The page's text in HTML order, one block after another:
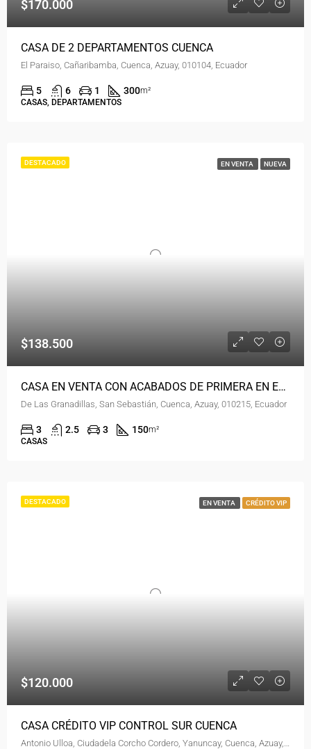
$170.000
CASA DE 2 DEPARTAMENTOS CUENCA
El Paraiso, Cañaribamba, Cuenca, Azuay, 010104, Ecuador
5 6 1 300m²
CASAS, DEPARTAMENTOS
DESTACADO EN VENTA NUEVA
$138.500
CASA EN VENTA CON ACABADOS DE PRIMERA EN EL TEJAR
De Las Granadillas, San Sebastián, Cuenca, Azuay, 010215, Ecuador
3 2.5 3 150m²
CASAS
DESTACADO EN VENTA CRÉDITO VIP
$120.000
CASA CRÉDITO VIP CONTROL SUR CUENCA
Antonio Ulloa, Ciudadela Corcho Cordero, Yanuncay, Cuenca, Azuay, 010206, Ecuador